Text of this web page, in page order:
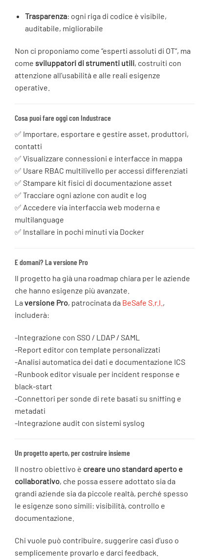
Trasparenza: ogni riga di codice è visibile,
auditabile, migliorabile
Non ci proponiamo come “esperti assoluti di OT”, ma
come sviluppatori di strumenti utili, costruiti con
attenzione all’usabilità e alle reali esigenze
operative.
Cosa puoi fare oggi con Industrace
✅ Importare, esportare e gestire asset, produttori,
contatti
✅ Visualizzare connessioni e interfacce in mappa
✅ Usare RBAC multilivello per accessi differenziati
✅ Stampare kit fisici di documentazione asset
✅ Tracciare ogni azione con audit e log
✅ Accedere via interfaccia web moderna e
multilanguage
✅ Installare in pochi minuti via Docker
E domani? La versione Pro
Il progetto ha già una roadmap chiara per le aziende
che hanno esigenze più avanzate.
La versione Pro, patrocinata da BeSafe S.r.l. ,
includerà:
-Integrazione con SSO / LDAP / SAML
-Report editor con template personalizzati
-Analisi automatica dei dati e documentazione ICS
-Runbook editor visuale per incident response e
black-start
-Connettori per sonde di rete basati su sniffing e
metadati
-Integrazione audit con sistemi syslog
Un progetto aperto, per costruire insieme
Il nostro obiettivo è creare uno standard aperto e
collaborativo, che possa essere adottato sia da
grandi aziende sia da piccole realtà, perché spesso
le esigenze sono simili: visibilità, controllo e
documentazione.
Chi vuole può contribuire, suggerire casi d’uso o
semplicemente provarlo e darci feedback.